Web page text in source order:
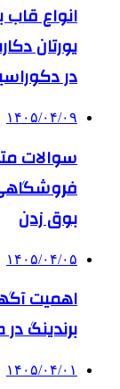
انواع
یورتان
در
۱۴۰۵/۰۴/۰۹
سوالات
بوق زدن
۱۴۰۵/۰۴/۰۵
اهمیت
برندینگ
۱۴۰۵/۰۴/۰۱